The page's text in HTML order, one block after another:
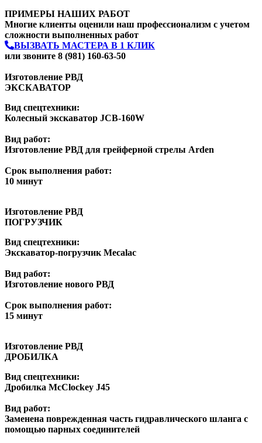
ПРИМЕРЫ НАШИХ РАБОТ
Многие клиенты оценили наш профессионализм с учетом
сложности выполненных работ
ВЫЗВАТЬ МАСТЕРА В 1 КЛИК
или звоните 8 (981) 160-63-50
Изготовление РВД
ЭКСКАВАТОР
Вид спецтехники:
Колесный экскаватор JCB-160W
Вид работ:
Изготовление РВД для грейферной стрелы Arden
Срок выполнения работ:
10 минут
Изготовление РВД
ПОГРУЗЧИК
Вид спецтехники:
Экскаватор-погрузчик Mecalac
Вид работ:
Изготовление нового РВД
Срок выполнения работ:
15 минут
Изготовление РВД
ДРОБИЛКА
Вид спецтехники:
Дробилка McClockey J45
Вид работ:
Заменена поврежденная часть гидравлического шланга с
помощью парных соединителей